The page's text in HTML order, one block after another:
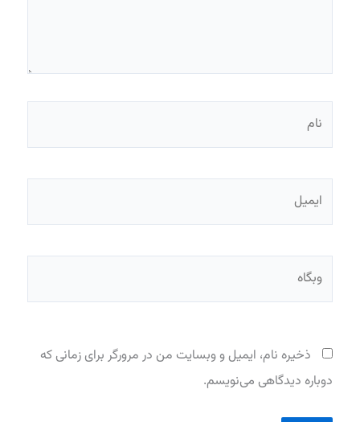
وبگاه
ذخیره نام، ایمیل و وبسایت من در مرورگر برای زمانی که
دوباره دیدگاهی می‌نویسم.